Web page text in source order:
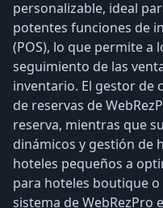
personalizable, ideal
potentes funciones de
(POS), lo que permite a
seguimiento de las
inventario. El gestor de
de reservas de
reserva, mientras que
dinámicos y gestión de
hoteles pequeños a
para hoteles boutique o
sistema de WebRezPro